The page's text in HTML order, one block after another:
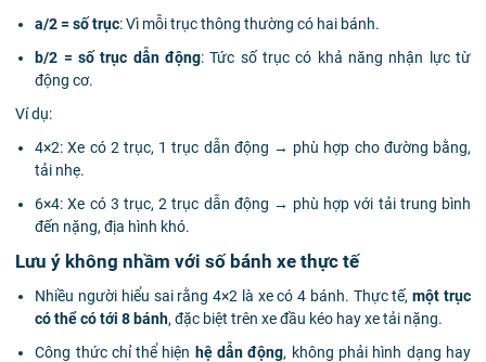
a/2 = số trục: Vì mỗi trục thông thường có hai bánh.
b/2 = số trục dẫn động: Tức số trục có khả năng nhận lực từ
động cơ.
Ví dụ:
4×2: Xe có 2 trục, 1 trục dẫn động → phù hợp cho đường bằng,
tải nhẹ.
6×4: Xe có 3 trục, 2 trục dẫn động → phù hợp với tải trung bình
đến nặng, địa hình khó.
Lưu ý không nhầm với số bánh xe thực tế
Nhiều người hiểu sai rằng 4×2 là xe có 4 bánh. Thực tế,một trục
có thể có tới 8 bánh, đặc biệt trên xe đầu kéo hay xe tải nặng.
Công thức chỉ thể hiện hệ dẫn động, không phải hình dạng hay